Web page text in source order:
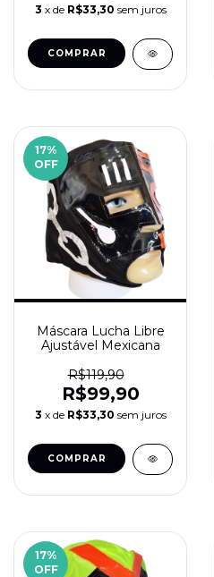
3 x de R$33,30 sem juros
17%
OFF
Máscara Lucha Libre
Ajustável Mexicana
R$119,90
R$99,90
3 x de R$33,30 sem juros
17%
OFF